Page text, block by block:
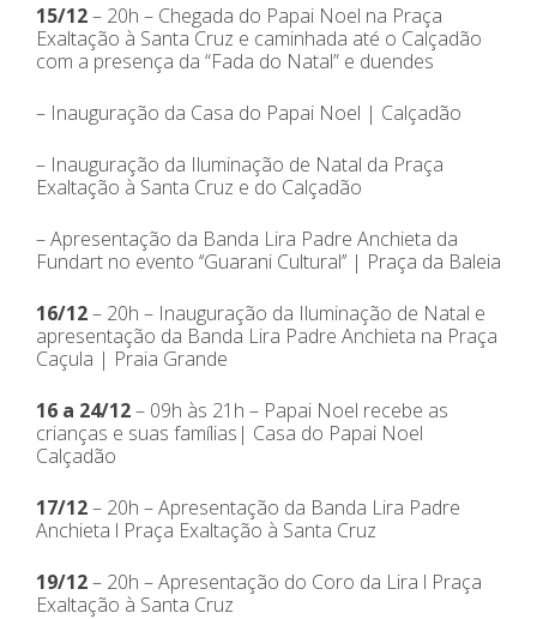
15/12– 20h – Chegada do Papai Noel na Praça
Exaltação à Santa Cruz e caminhada até o Calçadão
com a presença da “Fada do Natal” e duendes
– Inauguração da Casa do Papai Noel | Calçadão
– Inauguração da Iluminação de Natal da Praça
Exaltação à Santa Cruz e do Calçadão
– Apresentação da Banda Lira Padre Anchieta da
Fundart no evento ‘‘Guarani Cultural’’ | Praça da Baleia
16/12– 20h – Inauguração da Iluminação de Natal e
apresentação da Banda Lira Padre Anchieta na Praça
Caçula | Praia Grande
16 a 24/12– 09h às 21h – Papai Noel recebe as
crianças e suas famílias| Casa do Papai Noel
Calçadão
17/12– 20h – Apresentação da Banda Lira Padre
Anchieta l Praça Exaltação à Santa Cruz
19/12– 20h – Apresentação do Coro da Lira l Praça
Exaltação à Santa Cruz